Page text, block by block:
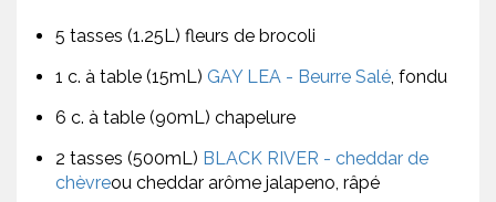
5 tasses (1.25L) fleurs de brocoli
1 c. à table (15mL) GAY LEA - Beurre Salé, fondu
6 c. à table (90mL) chapelure
2 tasses (500mL) BLACK RIVER - cheddar de
chèvreou cheddar arôme jalapeno, râpé